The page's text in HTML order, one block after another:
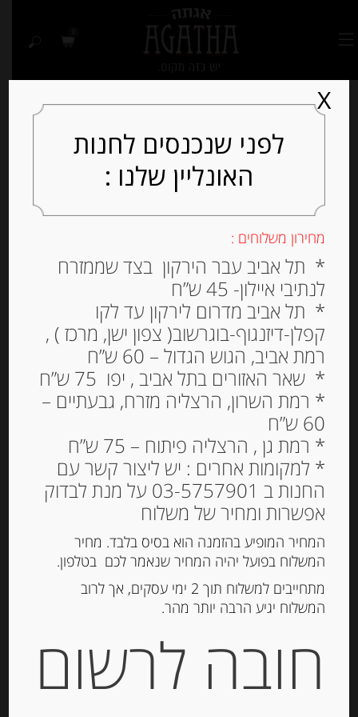
Out of
אגוזי מקדמיה מטוגנים
48.00
מחיר ל 100 גרם: 38.10 ש"ח
המלאי אזל
קטגוריה:
שקדים ואגוזים
לפני שנכנסים לחנות
האונליין שלנו :
מחירון משלוחים :
* תל אביב עבר הירקון בצד שממזרח
לנתיבי איילון- 45 ש”ח
* תל אביב מדרום לירקון עד לקו
קפלן-דיזנגוף-בוגרשוב( צפון ישן, מרכז ) ,
רמת אביב, הגוש הגדול – 60 ש”ח
* שאר האזורים בתל אביב , יפו 75 ש”ח
* רמת השרון, הרצליה מזרח, גבעתיים –
60 ש”ח
* רמת גן , הרצליה פיתוח – 75 ש”ח
* למקומות אחרים : יש ליצור קשר עם
החנות ב 03-5757901 על מנת לבדוק
אפשרות ומחיר של משלוח
המחיר המופיע בהזמנה הוא בסיס בלבד. מחיר
המשלוח בפועל יהיה המחיר שנאמר לכם בטלפון.
מתחייבים למשלוח תוך 2 ימי עסקים, אך לרוב
המשלוח יגיע הרבה יותר מהר.
חובה לרשום
X